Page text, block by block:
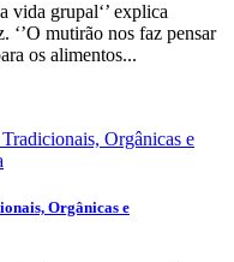
vida grupal‘’ explica
‘’O mutirão nos faz pensar
os alimentos...
Orgânicas e